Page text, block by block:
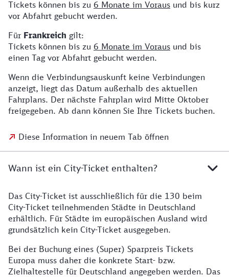
Tickets können bis zu 6 Monate im Voraus und bis kurz
vor Abfahrt gebucht werden.
Für Frankreich gilt:
Tickets können bis zu 6 Monate im Voraus und bis
einen Tag vor Abfahrt gebucht werden.
Wenn die Verbindungsauskunft keine Verbindungen
anzeigt, liegt das Datum außerhalb des aktuellen
Fahrplans. Der nächste Fahrplan wird Mitte Oktober
freigegeben. Ab dann können Sie Ihre Tickets buchen.
Diese Information in neuem Tab öffnen
Wann ist ein City-Ticket enthalten?
Das City-Ticket ist ausschließlich für die 130 beim
City-Ticket teilnehmenden Städte in Deutschland
erhältlich. Für Städte im europäischen Ausland wird
grundsätzlich kein City-Ticket ausgegeben.
Bei der Buchung eines (Super) Sparpreis Tickets
Europa muss daher die konkrete Start- bzw.
Zielhaltestelle für Deutschland angegeben werden. Das